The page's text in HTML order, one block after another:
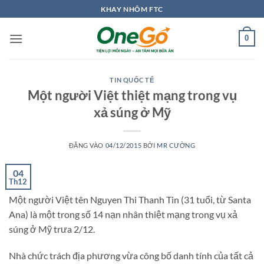
qua
nội
KHAY NHÔM FTC
0
TIN QUỐC TẾ
Một người Việt thiệt mạng trong vụ
xả súng ở Mỹ
ĐĂNG VÀO 04/12/2015 BỞI MR CƯỜNG
04
Th12
Một người Việt tên Nguyen Thi Thanh Tin (31 tuổi, từ Santa
Ana) là một trong số 14 nạn nhân thiệt mạng trong vụ xả
súng ở Mỹ trưa 2/12.
Nhà chức trách địa phương vừa công bố danh tính của tất cả